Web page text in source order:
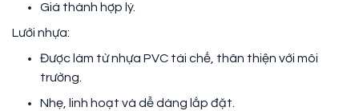
Giá thành hợp lý.
Lưới nhựa:
Được làm từ nhựa PVC tái chế, thân thiện với môi
trường.
Nhẹ, linh hoạt và dễ dàng lắp đặt.